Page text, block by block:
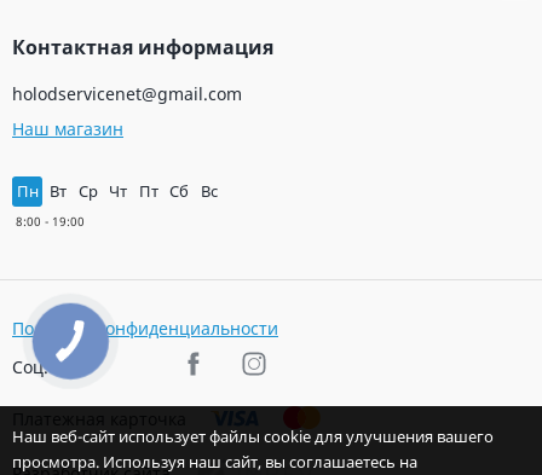
Контактная информация
holodservicenet@gmail.com
Наш магазин
Пн Вт Ср Чт Пт Сб Вс
Политика конфиденциальности
Соц. сети
Наш веб-сайт использует файлы cookie для улучшения вашего
просмотра. Используя наш сайт, вы соглашаетесь на